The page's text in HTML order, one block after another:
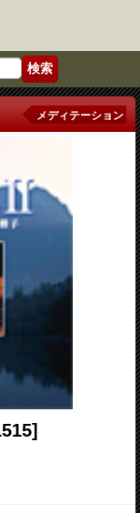
メディテーション